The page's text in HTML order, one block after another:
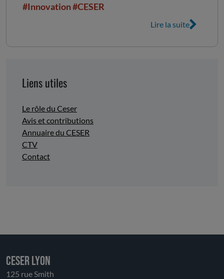
#Innovation#CESER
Lire la suite
Liens utiles
Le rôle du Ceser
Avis et contributions
Annuaire du CESER
CTV
Contact
CESER LYON
125 rue Smith